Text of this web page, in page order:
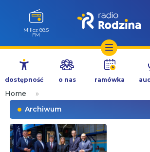
Przejdź
treści
Milicz 88.5
FM
dostępność o nas ramówka
Home
»
Archiwum